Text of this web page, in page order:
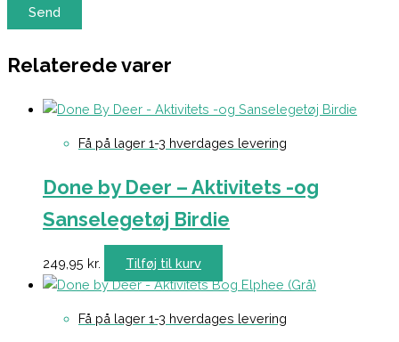
Relaterede varer
Få på lager 1-3 hverdages levering
Done by Deer – Aktivitets -og
Sanselegetøj Birdie
249,95 kr. Tilføj til kurv
Få på lager 1-3 hverdages levering